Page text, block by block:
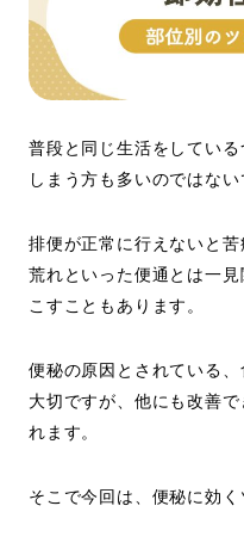
普段と同じ生活をしてい
しまう方も多いのではない
排便が正常に行えないと
荒れといった便通とは一
こすこともあります。
便秘の原因とされている
大切ですが、他にも改善
れます。
そこで今回は、便秘に効く